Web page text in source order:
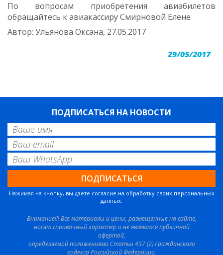
По вопросам приобретения авиабилетов
обращайтесь к авиакассиру Смирновой Елене
Автор: Ульянова Оксана, 27.05.2017
29/05/2017
ПОДПИСАТЬСЯ НА НОВОСТИ
Нажимая на кнопку, вы даете согласие на обработку своих персональных
данных.
Внимание!!! Все материалы и цены, размещенные на сайте,
носят справочный характер и не являются публичной
офертой,
определяемой положениями Статьи 437 (2) Гражданского
кодекса Российской Федерации.